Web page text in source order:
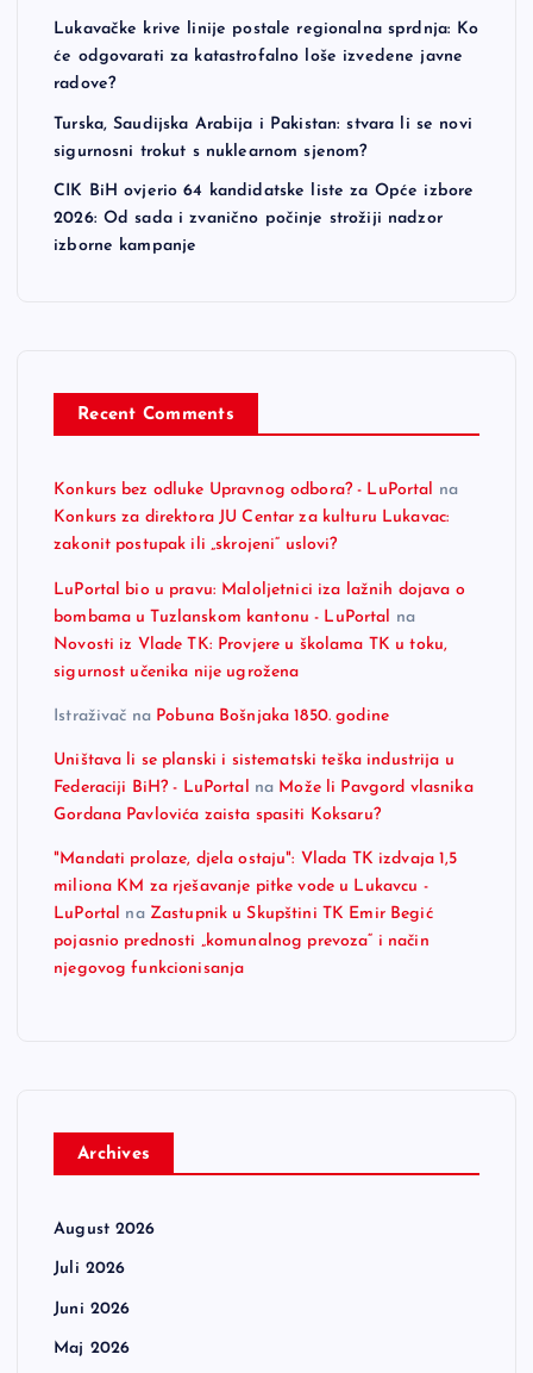
Lukavačke krive linije postale regionalna sprdnja: Ko
će odgovarati za katastrofalno loše izvedene javne
radove?
Turska, Saudijska Arabija i Pakistan: stvara li se novi
sigurnosni trokut s nuklearnom sjenom?
CIK BiH ovjerio 64 kandidatske liste za Opće izbore
2026: Od sada i zvanično počinje strožiji nadzor
izborne kampanje
Recent Comments
Konkurs bez odluke Upravnog odbora? - LuPortal na
Konkurs za direktora JU Centar za kulturu Lukavac:
zakonit postupak ili „skrojeni“ uslovi?
LuPortal bio u pravu: Maloljetnici iza lažnih dojava o
bombama u Tuzlanskom kantonu - LuPortal
na
Novosti iz Vlade TK: Provjere u školama TK u toku,
sigurnost učenika nije ugrožena
Istraživač na Pobuna Bošnjaka 1850. godine
Uništava li se planski i sistematski teška industrija u
Federaciji BiH? - LuPortal
na Može li Pavgord vlasnika
Gordana Pavlovića zaista spasiti Koksaru?
"Mandati prolaze, djela ostaju": Vlada TK izdvaja 1,5
miliona KM za rješavanje pitke vode u Lukavcu -
LuPortal na Zastupnik u Skupštini TK Emir Begić
pojasnio prednosti „komunalnog prevoza“ i način
njegovog funkcionisanja
Archives
August 2026
Juli 2026
Juni 2026
Maj 2026